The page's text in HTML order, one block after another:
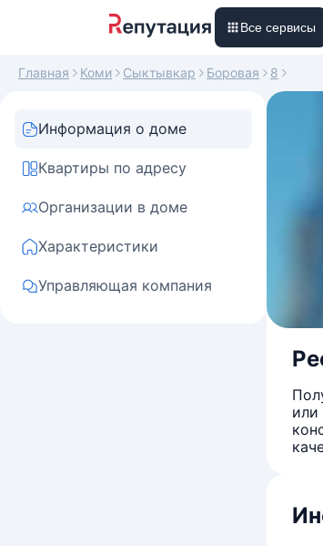
Все сервисы
Главная Коми Сыктывкар Боровая 8
Информация о доме
Квартиры по адресу
Организации в доме
Характеристики
Управляющая компания
или